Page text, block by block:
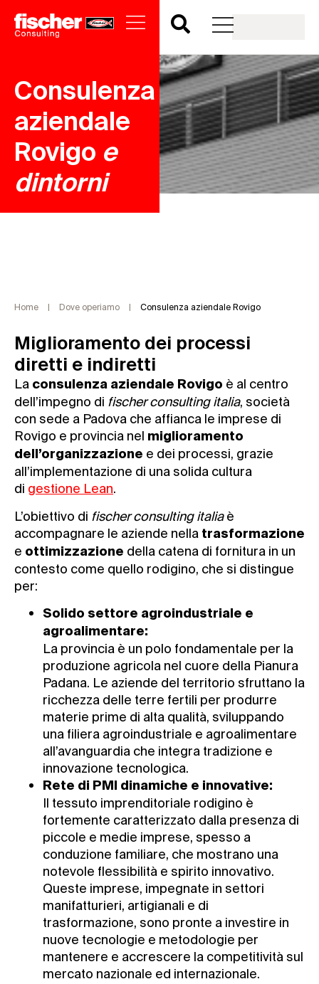
Consulenza
aziendale
Rovigo
Home | Dove operiamo | Consulenza aziendale Rovigo
Miglioramento dei processi
diretti e indiretti
La consulenza aziendale Rovigo è al centro
dell’impegno di fischer consulting italia, società
con sede a Padova che affianca le imprese di
Rovigo e provincia nel miglioramento
dell’organizzazione e dei processi, grazie
all’implementazione di una solida cultura
di gestione Lean.
L’obiettivo di fischer consulting italiaè
accompagnare le aziende nella trasformazione
e ottimizzazione della catena di fornitura in un
contesto come quello rodigino, che si distingue
per:
Solido settore agroindustriale e
agroalimentare:
La provincia è un polo fondamentale per la
produzione agricola nel cuore della Pianura
Padana. Le aziende del territorio sfruttano la
ricchezza delle terre fertili per produrre
materie prime di alta qualità, sviluppando
una filiera agroindustriale e agroalimentare
all’avanguardia che integra tradizione e
innovazione tecnologica.
Rete di PMI dinamiche e innovative:
Il tessuto imprenditoriale rodigino è
fortemente caratterizzato dalla presenza di
piccole e medie imprese, spesso a
conduzione familiare, che mostrano una
notevole flessibilità e spirito innovativo.
Queste imprese, impegnate in settori
manifatturieri, artigianali e di
trasformazione, sono pronte a investire in
nuove tecnologie e metodologie per
mantenere e accrescere la competitività sul
mercato nazionale ed internazionale.